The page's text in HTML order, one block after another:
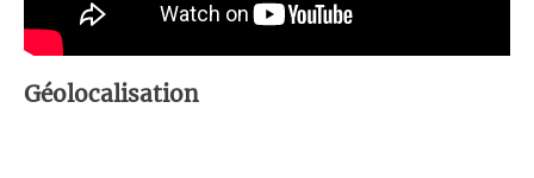
Géolocalisation